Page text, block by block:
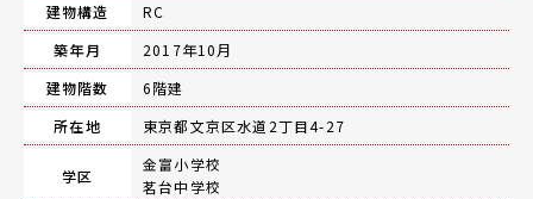
建物構造
RC
築年月
2017年10月
建物階数
6階建
所在地
東京都文京区水道2丁目4-27
学区
金富小学校
茗台中学校